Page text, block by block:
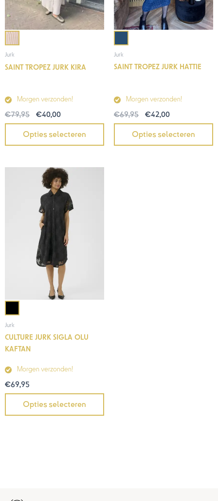
Jurk
SAINT TROPEZ JURK KIRA
Morgen verzonden!
€79,95 €40,00
Opties selecteren
Jurk
SAINT TROPEZ JURK HATTIE
Morgen verzonden!
€69,95 €42,00
Opties selecteren
Jurk
CULTURE JURK SIGLA OLU
KAFTAN
Morgen verzonden!
€69,95
Opties selecteren